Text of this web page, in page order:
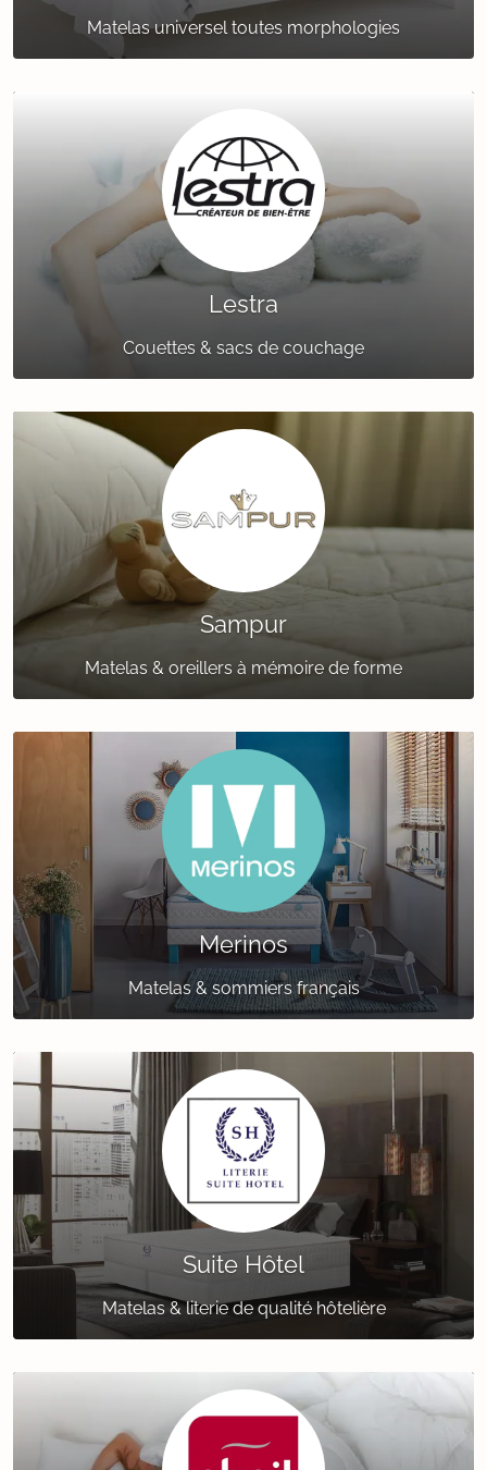
Matelas universel toutes morphologies
Lestra
Couettes & sacs de couchage
Sampur
Matelas & oreillers à mémoire de forme
Merinos
Matelas & sommiers français
Suite Hôtel
Matelas & literie de qualité hôtelière